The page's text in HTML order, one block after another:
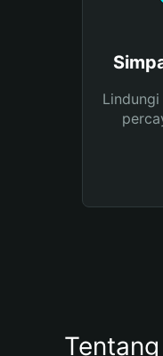
Lindungi